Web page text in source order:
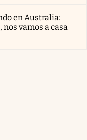
en Australia:
nos vamos a casa